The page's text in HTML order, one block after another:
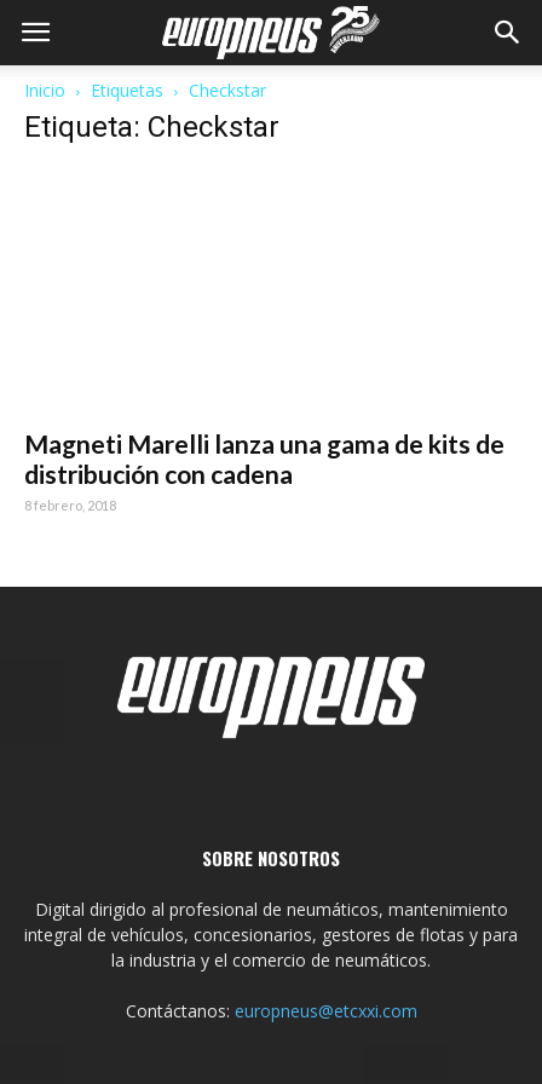
Inicio Etiquetas Checkstar
Etiqueta: Checkstar
Magneti Marelli lanza una gama de kits de
distribución con cadena
8 febrero, 2018
SOBRE NOSOTROS
Digital dirigido al profesional de neumáticos, mantenimiento
integral de vehículos, concesionarios, gestores de flotas y para
la industria y el comercio de neumáticos.
Contáctanos: europneus@etcxxi.com